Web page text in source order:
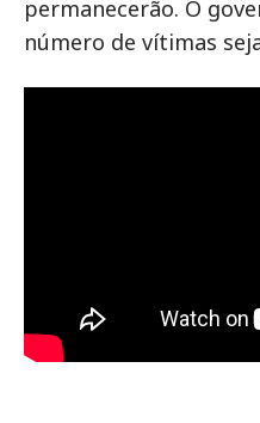
permanecerão. O
número de vítimas